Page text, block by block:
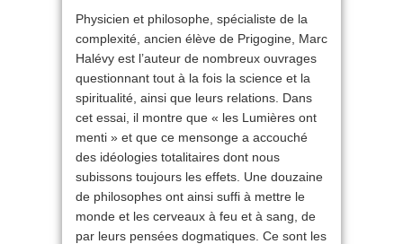
Physicien et philosophe, spécialiste de la
complexité, ancien élève de Prigogine, Marc
Halévy est l’auteur de nombreux ouvrages
questionnant tout à la fois la science et la
spiritualité, ainsi que leurs relations. Dans
cet essai, il montre que « les Lumières ont
menti » et que ce mensonge a accouché
des idéologies totalitaires dont nous
subissons toujours les effets. Une douzaine
de philosophes ont ainsi suffi à mettre le
monde et les cerveaux à feu et à sang, de
par leurs pensées dogmatiques. Ce sont les